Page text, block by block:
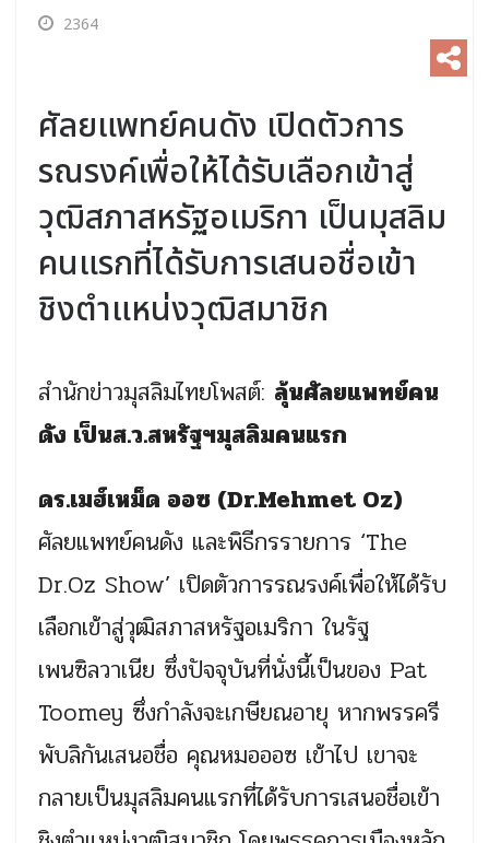
2364
ศัลยแพทย์คนดัง เปิดตัวการ
รณรงค์เพื่อให้ได้รับเลือกเข้าสู่
วุฒิสภาสหรัฐอเมริกา เป็นมุสลิม
คนแรกที่ได้รับการเสนอชื่อเข้า
ชิงตำแหน่งวุฒิสมาชิก
สำนักข่าวมุสลิมไทยโพสต์: ลุ้นศัลยแพทย์คน
ดัง เป็นส.ว.สหรัฐฯมุสลิมคนแรก
ดร.เมฮ์เหม็ด ออซ (Dr.Mehmet Oz)
ศัลยแพทย์คนดัง และพิธีกรรายการ ‘The
Dr.Oz Show’ เปิดตัวการรณรงค์เพื่อให้ได้รับ
เลือกเข้าสู่วุฒิสภาสหรัฐอเมริกา ในรัฐ
เพนซิลวาเนีย ซึ่งปัจจุบันที่นั่งนี้เป็นของ Pat
Toomey ซึ่งกำลังจะเกษียณอายุ หากพรรครี
พับลิกันเสนอชื่อ คุณหมอออซ เข้าไป เขาจะ
กลายเป็นมุสลิมคนแรกที่ได้รับการเสนอชื่อเข้า